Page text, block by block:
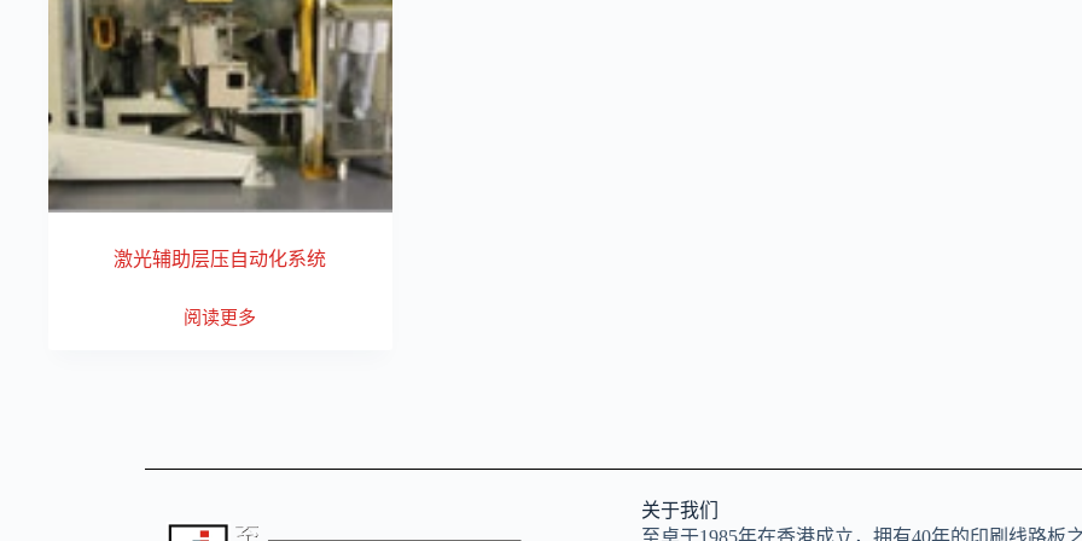
激光辅助层压自动化系统
阅读更多
关于我们